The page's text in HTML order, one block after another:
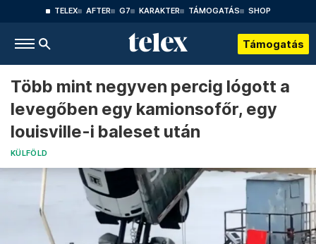
TELEX AFTER G7 KARAKTER TÁMOGATÁS SHOP
Támogatás
Több mint negyven percig lógott a
levegőben egy kamionsofőr, egy
louisville-i baleset után
KÜLFÖLD